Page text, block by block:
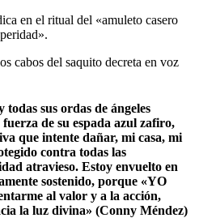
en el ritual del «amuleto casero
cabos del saquito decreta en voz
sus ordas de ángeles
de su espada azul zafiro,
que intente dañar, mi casa, mi
contra todas las
atravieso. Estoy envuelto en
sostenido, porque «YO
al valor y a la acción,
la luz divina» (Conny Méndez)